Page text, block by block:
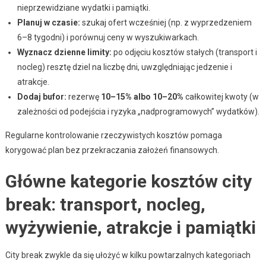
nieprzewidziane wydatki i pamiątki.
Planuj w czasie: szukaj ofert wcześniej (np. z wyprzedzeniem
6–8 tygodni) i porównuj ceny w wyszukiwarkach.
Wyznacz dzienne limity: po odjęciu kosztów stałych (transport i
nocleg) resztę dziel na liczbę dni, uwzględniając jedzenie i
atrakcje.
Dodaj bufor: rezerwę 10–15% albo 10–20% całkowitej kwoty (w
zależności od podejścia i ryzyka „nadprogramowych” wydatków).
Regularne kontrolowanie rzeczywistych kosztów pomaga
korygować plan bez przekraczania założeń finansowych.
Główne kategorie kosztów city
break: transport, nocleg,
wyżywienie, atrakcje i pamiątki
City break zwykle da się ułożyć w kilku powtarzalnych kategoriach